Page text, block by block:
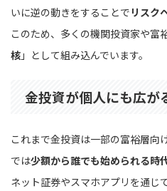
いに逆の動きをすることで リスク
このため、多くの機関投資家や富
核 」として組み込んでいます。
金投資が個人にも広が
これまで金投資は一部の富裕層向
では少額から誰でも始められる時
ネット証券やスマホアプリを通じ